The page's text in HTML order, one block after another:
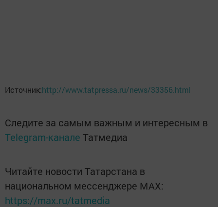
Источник:http://www.tatpressa.ru/news/33356.html
Следите за самым важным и интересным в
Telegram-канале Татмедиа
Читайте новости Татарстана в
национальном мессенджере MАХ:
https://max.ru/tatmedia